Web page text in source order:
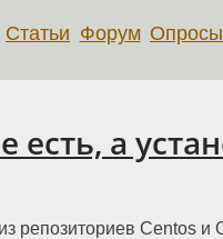
Статьи Форум Опросы
а
репозиториев Centos и